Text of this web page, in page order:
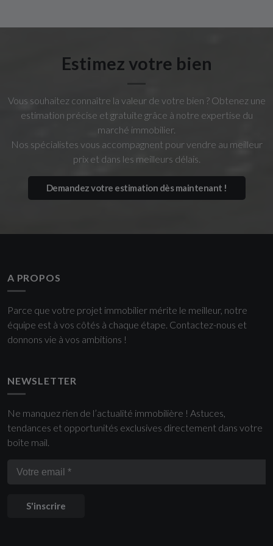
Estimez votre bien
Vous souhaitez connaître la valeur de votre bien ?Obtenez une
estimation précise et gratuite grâce à notre expertise du
marché immobilier.
Nos spécialistes vous accompagnent pour vendre au meilleur
prix et dans les meilleurs délais.
Demandez votre estimation dès maintenant !
A PROPOS
Parce que votre projet immobilier mérite le meilleur, notre
équipe est à vos côtés à chaque étape. Contactez-nous et
donnons vie à vos ambitions !
NEWSLETTER
Ne manquez rien de l’actualité immobilière ! Astuces,
tendances et opportunités exclusives directement dans votre
boîte mail.
S'inscrire